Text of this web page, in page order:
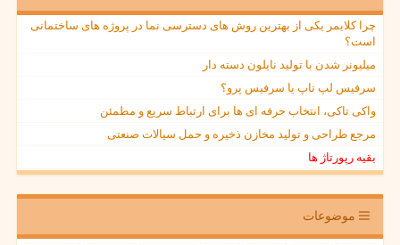
چرا کلایمر یکی از بهترین روش های دسترسی نما در پروژه های ساختمانی
است؟
میلیونر شدن با تولید نایلون دسته دار
سرفیس لپ تاپ یا سرفیس پرو؟
واکی تاکی، انتخاب حرفه ای ها برای ارتباط سریع و مطمئن
مرجع طراحی و تولید مخازن ذخیره و حمل سیالات صنعتی
بقیه رپورتاژ ها
موضوعات